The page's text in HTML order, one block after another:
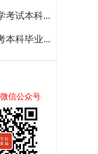
考试本科...
本科毕业...
微信公众号